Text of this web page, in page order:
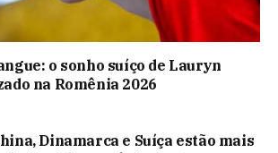
o sonho suíço de Lauryn
na Romênia 2026
Dinamarca e Suíça estão mais